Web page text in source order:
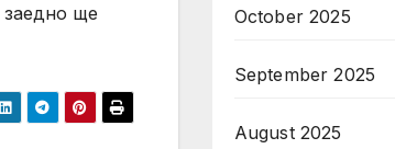
заедно ще
October 2025
September 2025
August 2025